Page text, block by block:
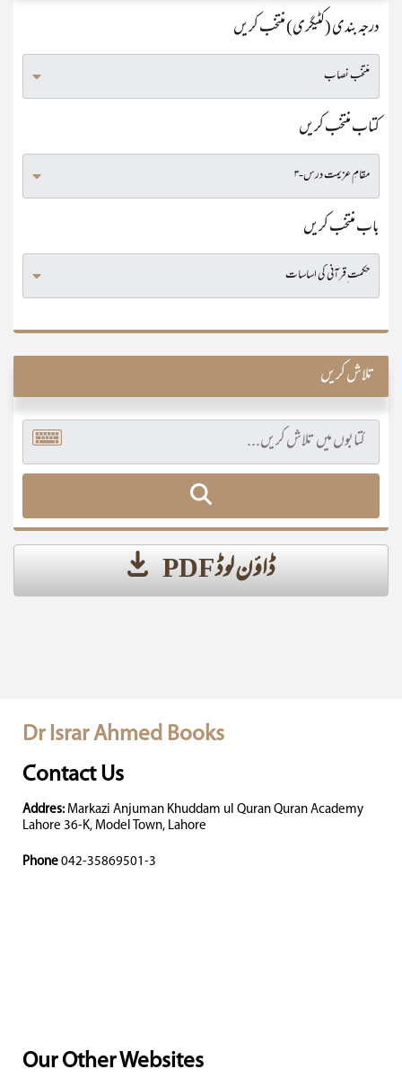
درجہ بندی (کٹیگری) منتخب کریں
کتاب منتخب کریں
باب منتخب کریں
تلاش کریں
ڈاؤن لوڈ PDF
Dr Israr Ahmed Books
Contact Us
Addres: Markazi Anjuman Khuddam ul Quran Quran Academy
Lahore 36-K, Model Town, Lahore
Phone 042-35869501-3
Our Other Websites